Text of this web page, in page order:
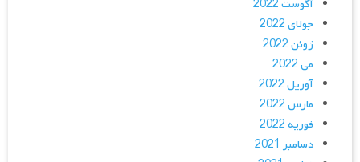
آگوست 2022
جولای 2022
ژوئن 2022
می 2022
آوریل 2022
مارس 2022
فوریه 2022
دسامبر 2021